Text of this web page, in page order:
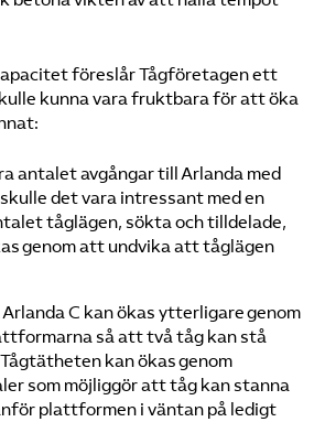
föreslår Tågföretagen ett
kunna vara fruktbara för att öka
antalet avgångar till Arlanda med
det vara intressant med en
tåglägen, sökta och tilldelade,
genom att undvika att tåglägen
C kan ökas ytterligare genom
så att två tåg kan stå
kan ökas genom
som möjliggör att tåg kan stanna
plattformen i väntan på ledigt